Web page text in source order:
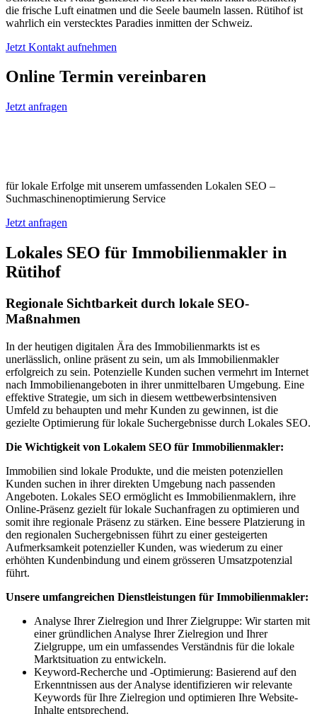
die frische Luft einatmen und die Seele baumeln lassen. Rütihof ist
wahrlich ein verstecktes Paradies inmitten der Schweiz.
Jetzt Kontakt aufnehmen
Online Termin vereinbaren
Jetzt anfragen
für lokale Erfolge mit unserem umfassenden Lokalen SEO –
Suchmaschinenoptimierung Service
Jetzt anfragen
Lokales SEO für Immobilienmakler in
Rütihof
Regionale Sichtbarkeit durch lokale SEO-
Maßnahmen
In der heutigen digitalen Ära des Immobilienmarkts ist es
unerlässlich, online präsent zu sein, um als Immobilienmakler
erfolgreich zu sein. Potenzielle Kunden suchen vermehrt im Internet
nach Immobilienangeboten in ihrer unmittelbaren Umgebung. Eine
effektive Strategie, um sich in diesem wettbewerbsintensiven
Umfeld zu behaupten und mehr Kunden zu gewinnen, ist die
gezielte Optimierung für lokale Suchergebnisse durch Lokales SEO.
Die Wichtigkeit von Lokalem SEO für Immobilienmakler:
Immobilien sind lokale Produkte, und die meisten potenziellen
Kunden suchen in ihrer direkten Umgebung nach passenden
Angeboten. Lokales SEO ermöglicht es Immobilienmaklern, ihre
Online-Präsenz gezielt für lokale Suchanfragen zu optimieren und
somit ihre regionale Präsenz zu stärken. Eine bessere Platzierung in
den regionalen Suchergebnissen führt zu einer gesteigerten
Aufmerksamkeit potenzieller Kunden, was wiederum zu einer
erhöhten Kundenbindung und einem grösseren Umsatzpotenzial
führt.
Unsere umfangreichen Dienstleistungen für Immobilienmakler:
Analyse Ihrer Zielregion und Ihrer Zielgruppe: Wir starten mit
einer gründlichen Analyse Ihrer Zielregion und Ihrer
Zielgruppe, um ein umfassendes Verständnis für die lokale
Marktsituation zu entwickeln.
Keyword-Recherche und -Optimierung: Basierend auf den
Erkenntnissen aus der Analyse identifizieren wir relevante
Keywords für Ihre Zielregion und optimieren Ihre Website-
Inhalte entsprechend.